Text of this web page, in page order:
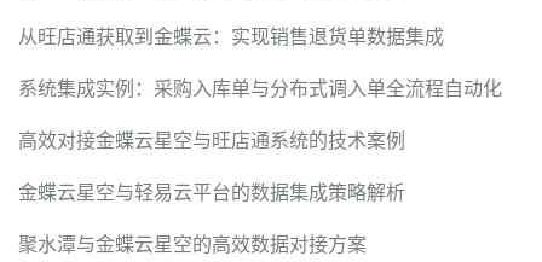
从旺店通获取到金蝶云：实现销售退货单数据集成
系统集成实例：采购入库单与分布式调入单全流程自动化
高效对接金蝶云星空与旺店通系统的技术案例
金蝶云星空与轻易云平台的数据集成策略解析
聚水潭与金蝶云星空的高效数据对接方案